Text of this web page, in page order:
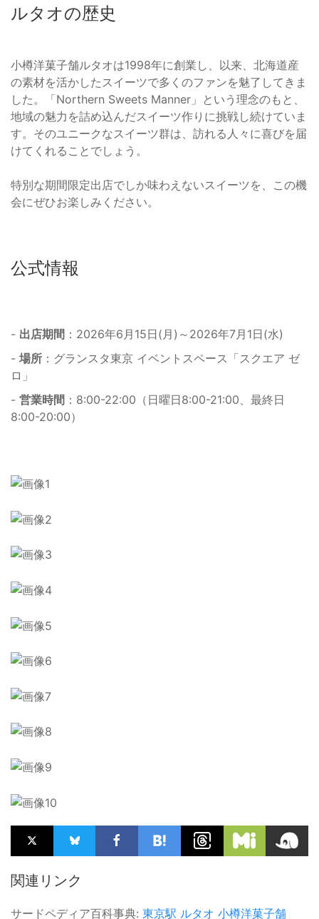
ルタオの歴史
小樽洋菓子舗ルタオは1998年に創業し、以来、北海道産
の素材を活かしたスイーツで多くのファンを魅了してきま
した。「Northern Sweets Manner」という理念のもと、
地域の魅力を詰め込んだスイーツ作りに挑戦し続けていま
す。そのユニークなスイーツ群は、訪れる人々に喜びを届
けてくれることでしょう。
特別な期間限定出店でしか味わえないスイーツを、この機
会にぜひお楽しみください。
公式情報
- 出店期間 ：2026年6月15日(月)～2026年7月1日(水)
- 場所 ：グランスタ東京 イベントスペース「スクエア ゼ
ロ」
- 営業時間 ：8:00-22:00（日曜日8:00-21:00、最終日
8:00-20:00）
関連リンク
サードペディア百科事典: 東京駅 ルタオ 小樽洋菓子舗